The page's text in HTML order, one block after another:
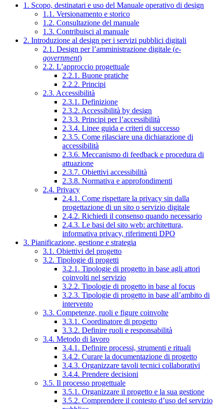
1. Scopo, destinatari e uso del Manuale operativo di design
1.1. Versionamento e storico
1.2. Consultazione del manuale
1.3. Contribuisci al manuale
2. Introduzione al design per i servizi pubblici digitali
2.1. Design per l’amministrazione digitale (e-
government)
2.2. L’approccio progettuale
2.2.1. Buone pratiche
2.2.2. Principi
2.3. Accessibilità
2.3.1. Definizione
2.3.2. Accessibilità by design
2.3.3. Principi per l’accessibilità
2.3.4. Linee guida e criteri di successo
2.3.5. Come rilasciare una dichiarazione di
accessibilità
2.3.6. Meccanismo di feedback e procedura di
attuazione
2.3.7. Obiettivi accessibilità
2.3.8. Normativa e approfondimenti
2.4. Privacy
2.4.1. Come rispettare la privacy sin dalla
progettazione di un sito o servizio digitale
2.4.2. Richiedi il consenso quando necessario
2.4.3. Le basi del sito web: architettura,
informativa privacy, riferimenti DPO
3. Pianificazione, gestione e strategia
3.1. Obiettivi del progetto
3.2. Tipologie di progetti
3.2.1. Tipologie di progetto in base agli attori
coinvolti nel servizio
3.2.2. Tipologie di progetto in base al focus
3.2.3. Tipologie di progetto in base all’ambito di
intervento
3.3. Competenze, ruoli e figure coinvolte
3.3.1. Coordinatore di progetto
3.3.2. Definire ruoli e responsabilità
3.4. Metodo di lavoro
3.4.1. Definire processi, strumenti e rituali
3.4.2. Curare la documentazione di progetto
3.4.3. Organizzare tavoli tecnici collaborativi
3.4.4. Prendere decisioni
3.5. Il processo progettuale
3.5.1. Organizzare il progetto e la sua gestione
3.5.2. Comprendere il contesto d’uso del servizio